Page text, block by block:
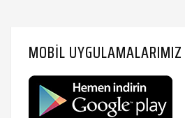
MOBIL UYGULAMALARIMIZ